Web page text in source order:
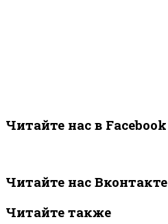
Читайте нас в Facebook
Читайте нас Вконтакте
Читайте также